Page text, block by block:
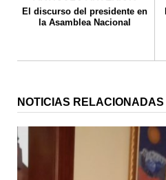
El discurso del presidente en
la Asamblea Nacional
NOTICIAS RELACIONADAS